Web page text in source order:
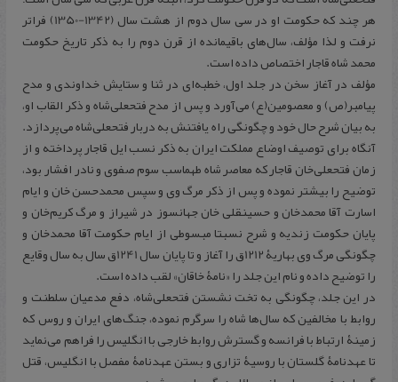
هر چند كه حكومت او در سى سال دوم از هشت سال (1342-1350) فراتر
نرفت و لذا مؤلف، سال‌هاى باقيمانده از قرن دوم را به ذكر تاريخ حكومت
محمد شاه قاجار اختصاص داده است.
مؤلف در آغاز سخن در جلد اول، خطبه‌اى در ثنا و ستايش خداوندى و مدح
پيامبر(ص) و معصومين(ع) مى‌آورد و پس از مدح فتحعلى‌شاه و ذكر القاب او،
به بيان شرح حال خود و چگونگى راه يافتنش به دربار فتحعلى‌شاه مى‌پردازد.
آنگاه برای توصيف اوضاع مملكت ایران به ذكر نسب ايل قاجار پرداخته و از
زمان فتحعلى‌خان قاجار كه معاصر شاه طهماسب سوم صفوى و نادر افشار بود،
توضيح را بيشتر نموده و پس از ذكر مرگ وى و سپس محمدحسن خان و ايام
اسارت آقا محمدخان و حسینقلى خان جهانسوز در شيراز و مرگ كريم‌خان و
پايان حكومت زنديه و شرح نسبتا مبسوطى از ايام حكومت آقا محمدخان و
چگونگى مرگ وى بهاريۀ 1212ق را آغاز و تا پايان سال 1241ق سال به سال وقايع
را توضيح داده و نام اين جلد را «نامۀ خاقان» لقب داده است.
در اين جلد، چگونگى به تخت نشستن فتحعلى‌شاه، دفع مدعيان سلطنت و
روابط با مخالفين كه سال‌ها شاه را سرگرم نموده، جنگ‌هاى ایران و روس كه
زمينۀ ارتباط با فرانسه و گسترش روابط خارجى با انگليس را فراهم مى‌نمايد
تا عهدنامۀ گلستان با روسيۀ تزارى و بستن عهدنامۀ مفصل با انگليس، قتل